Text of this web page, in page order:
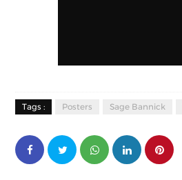
Tags : Posters Sage Bannick